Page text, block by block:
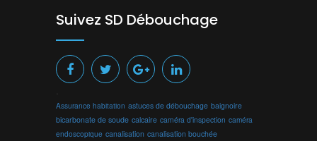
Suivez SD Débouchage
Assurance habitation astuces de débouchage baignoire
bicarbonate de soude calcaire caméra d'inspection caméra
endoscopique canalisation canalisation bouchée